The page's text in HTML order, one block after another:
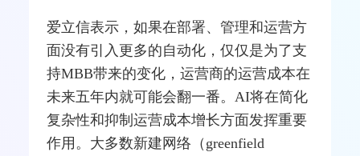
爱立信表示，如果在部署、管理和运营方
面没有引入更多的自动化，仅仅是为了支
持MBB带来的变化，运营商的运营成本在
未来五年内就可能会翻一番。AI将在简化
复杂性和抑制运营成本增长方面发挥重要
作用。大多数新建网络（greenfield